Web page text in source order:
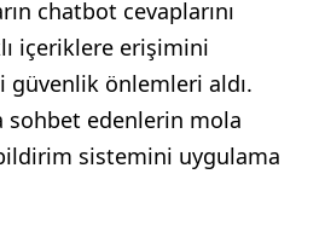
chatbot cevaplarını
içeriklere erişimini
önlemleri aldı.
sohbet edenlerin mola
sistemini uygulama